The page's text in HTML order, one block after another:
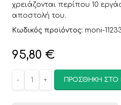
χρειάζονται περίπου 10
αποστολή του.
Κωδικός προϊόντος: moni-
95,80 €
ΠΡΟΣΘΉΚΗ ΣΤΟ